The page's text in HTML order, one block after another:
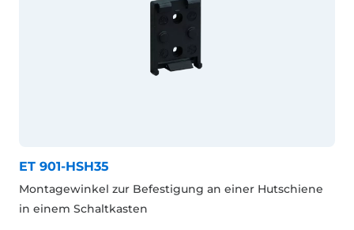
ET 901-HSH35
Montagewinkel zur Befestigung an einer Hutschiene
in einem Schaltkasten